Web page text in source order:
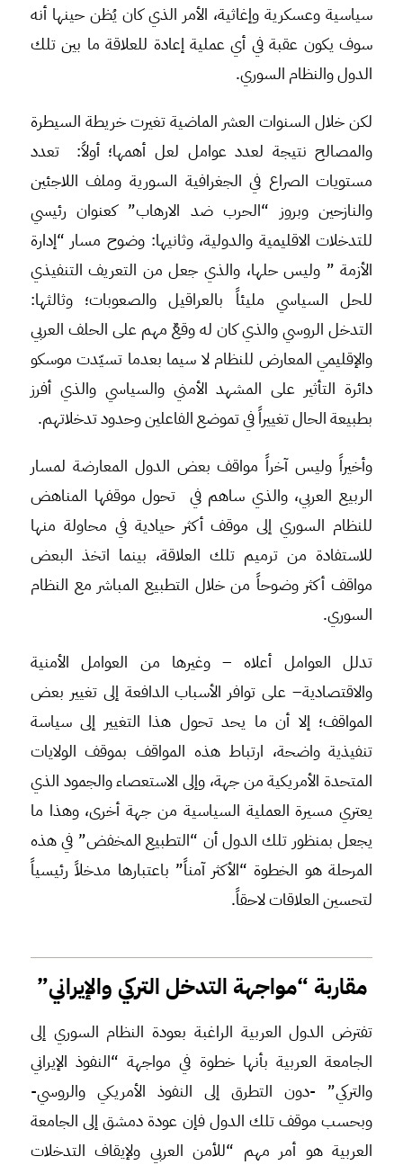
سياسية وعسكرية وإغاثية، الأمر الذي كان يُظن حينها أنه
سوف يكون عقبة في أي عملية إعادة للعلاقة ما بين تلك
الدول والنظام السوري.
لكن خلال السنوات العشر الماضية تغيرت خريطة السيطرة
والمصالح نتيجة لعدد عوامل لعل أهمها؛ أولاً: تعدد
مستويات الصراع في الجغرافية السورية وملف اللاجئين
والنازحين وبروز “الحرب ضد الارهاب” كعنوان رئيسي
للتدخلات الاقليمية والدولية، وثانيها: وضوح مسار “إدارة
الأزمة ” وليس حلها، والذي جعل من التعريف التنفيذي
للحل السياسي مليئاً بالعراقيل والصعوبات؛ وثالثها:
التدخل الروسي والذي كان له وقعٌ مهم على الحلف العربي
والإقليمي المعارض للنظام لا سيما بعدما تسيّدت موسكو
دائرة التأثير على المشهد الأمني والسياسي والذي أفرز
بطبيعة الحال تغييراً في تموضع الفاعلين وحدود تدخلاتهم.
وأخيراً وليس آخراً مواقف بعض الدول المعارضة لمسار
الربيع العربي، والذي ساهم في تحول موقفها المناهض
للنظام السوري إلى موقف أكثر حيادية في محاولة منها
للاستفادة من ترميم تلك العلاقة، بينما اتخذ البعض
مواقف أكثر وضوحاً من خلال التطبيع المباشر مع النظام
السوري.
تدلل العوامل أعلاه – وغيرها من العوامل الأمنية
والاقتصادية– على توافر الأسباب الدافعة إلى تغيير بعض
المواقف؛ إلا أن ما يحد تحول هذا التغيير إلى سياسة
تنفيذية واضحة، ارتباط هذه المواقف بموقف الولايات
المتحدة الأمريكية من جهة، وإلى الاستعصاء والجمود الذي
يعتري مسيرة العملية السياسية من جهة أخرى، وهذا ما
يجعل بمنظور تلك الدول أن “التطبيع المخفض” في هذه
المرحلة هو الخطوة “الأكثر آمناً” باعتبارها مدخلاً رئيسياً
لتحسين العلاقات لاحقاً.
مقاربة “مواجهة التدخل التركي والإيراني”
تفترض الدول العربية الراغبة بعودة النظام السوري إلى
الجامعة العربية بأنها خطوة في مواجهة “النفوذ الإيراني
والتركي” -دون التطرق إلى النفوذ الأمريكي والروسي-
وبحسب موقف تلك الدول فإن عودة دمشق إلى الجامعة
العربية هو أمر مهم “للأمن العربي ولإيقاف التدخلات